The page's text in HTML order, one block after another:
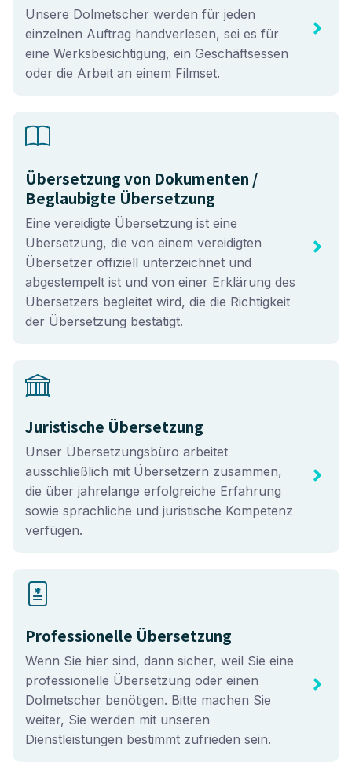
Unsere Dolmetscher werden für jeden
einzelnen Auftrag handverlesen, sei es für
eine Werksbesichtigung, ein Geschäftsessen
oder die Arbeit an einem Filmset.
Übersetzung von Dokumenten /
Beglaubigte Übersetzung
Eine vereidigte Übersetzung ist eine
Übersetzung, die von einem vereidigten
Übersetzer offiziell unterzeichnet und
abgestempelt ist und von einer Erklärung des
Übersetzers begleitet wird, die die Richtigkeit
der Übersetzung bestätigt.
Juristische Übersetzung
Unser Übersetzungsbüro arbeitet
ausschließlich mit Übersetzern zusammen,
die über jahrelange erfolgreiche Erfahrung
sowie sprachliche und juristische Kompetenz
verfügen.
Professionelle Übersetzung
Wenn Sie hier sind, dann sicher, weil Sie eine
professionelle Übersetzung oder einen
Dolmetscher benötigen. Bitte machen Sie
weiter, Sie werden mit unseren
Dienstleistungen bestimmt zufrieden sein.